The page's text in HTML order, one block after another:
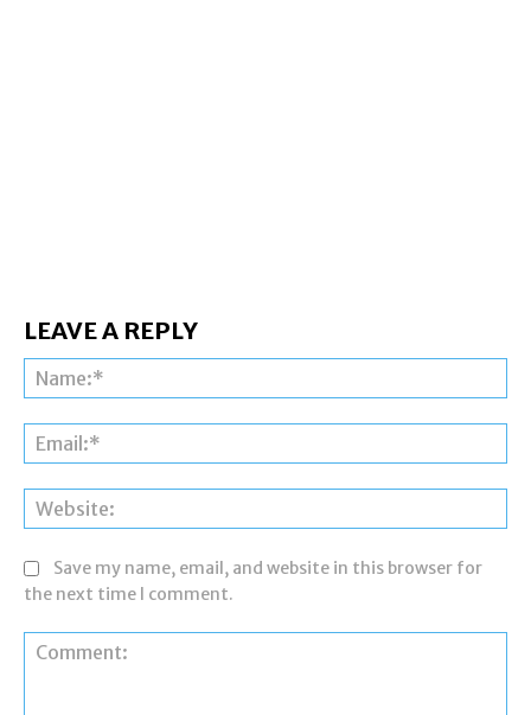
LEAVE A REPLY
Save my name, email, and website in this browser for
the next time I comment.